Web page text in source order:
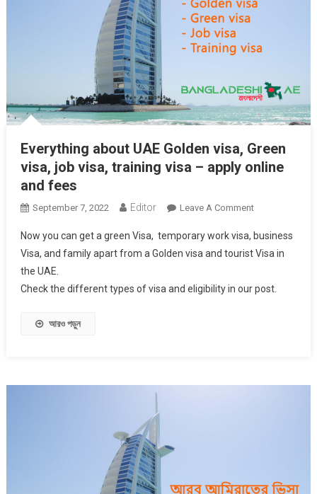
Everything about UAE Golden visa, Green
visa, job visa, training visa – apply online
and fees
September 7, 2022 Editor Leave A CommentOn
About
UAE
Visa,
Visa
Now you can get a green Visa, temporary work visa, business
Visa, and family apart from a Golden visa and tourist Visa in
the UAE.
Check the different types of visa and eligibility in our post.
আরও পড়ুন